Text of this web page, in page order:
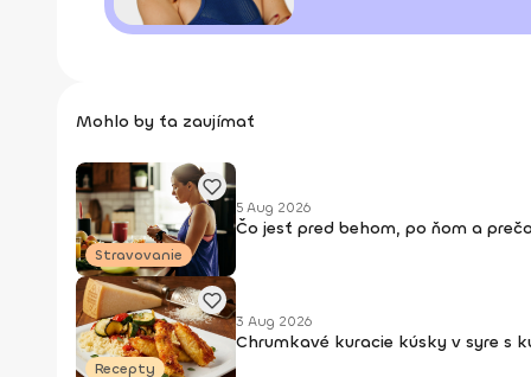
Mohlo by ťa zaujímať
Stravovanie
5 Aug 2026
Čo jesť pred behom, po ňom a
Recepty
3 Aug 2026
Chrumkavé kuracie kúsky v syre s